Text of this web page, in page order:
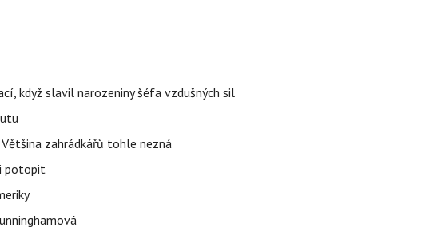
když slavil narozeniny šéfa vzdušných sil
zahrádkářů tohle nezná
potopit